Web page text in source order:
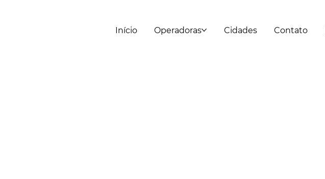
Início Operadoras Cidades Contato